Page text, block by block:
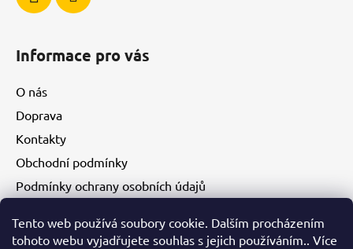
Tento web používá soubory cookie. Dalším procházením
tohoto webu vyjadřujete souhlas s jejich používáním.. Více
Informace pro vás
O nás
Doprava
Kontakty
Obchodní podmínky
Podmínky ochrany osobních údajů
Facebook